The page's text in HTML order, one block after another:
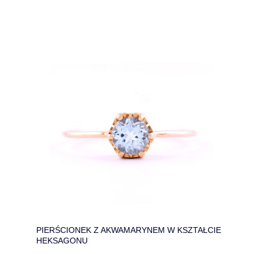
PIERŚCIONEK Z AKWAMARYNEM W KSZTAŁCIE
HEKSAGONU